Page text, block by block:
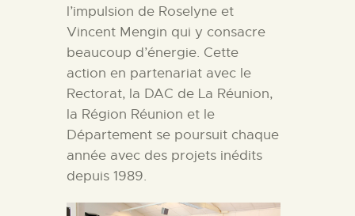
l’impulsion de Roselyne et
Vincent Mengin qui y consacre
beaucoup d’énergie. Cette
action en partenariat avec le
Rectorat, la DAC de La Réunion,
la Région Réunion et le
Département se poursuit chaque
année avec des projets inédits
depuis 1989.